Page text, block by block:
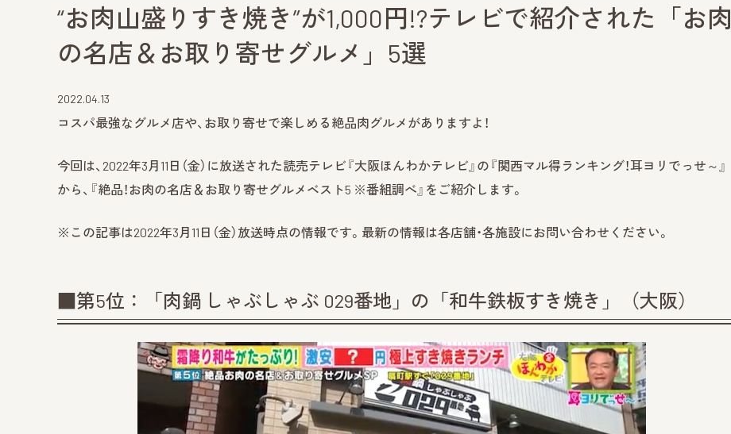
“お肉山盛りすき焼き”が1,000円!?テレビで紹介された「お肉
の名店＆お取り寄せグルメ」5選
2022.04.13
コスパ最強なグルメ店や、お取り寄せで楽しめる絶品肉グルメがありますよ！
今回は、2022年3月11日（金）に放送された読売テレビ『大阪ほんわかテレビ』の『関西マル得ランキング！耳ヨリでっせ～』
から、『絶品！お肉の名店＆お取り寄せグルメベスト5 ※番組調べ』をご紹介します。
※この記事は2022年3月11日（金）放送時点の情報です。最新の情報は各店舗・各施設にお問い合わせください。
■第5位：「肉鍋 しゃぶしゃぶ 029番地」の「和牛鉄板すき焼き」（大阪）